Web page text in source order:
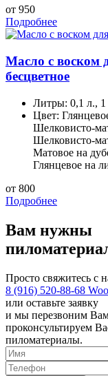
от 950
Подробнее
Масло с воском
бесцветное
Литры: 0,1 л.,
Цвет:
Шелковисто-
Шелковисто-
Матовое на
Глянцевое на
от 800
Подробнее
Вам нужны
Просто свяжитесь с
8 (916) 520-88-68
или оставьте заявку
и мы перезвоним
проконсультируем
пиломатериалы.